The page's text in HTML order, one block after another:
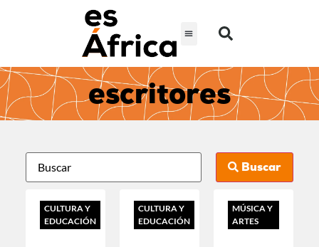
escritores
Buscar
CULTURA Y
EDUCACIÓN
CULTURA Y
EDUCACIÓN
MÚSICA Y
ARTES